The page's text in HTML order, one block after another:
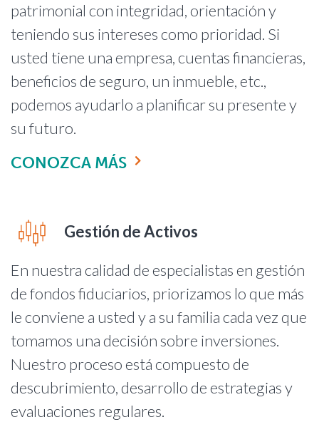
patrimonial con integridad, orientación y
teniendo sus intereses como prioridad. Si
usted tiene una empresa, cuentas financieras,
beneficios de seguro, un inmueble, etc.,
podemos ayudarlo a planificar su presente y
su futuro.
CONOZCA MÁS
Gestión de Activos
En nuestra calidad de especialistas en gestión
de fondos fiduciarios, priorizamos lo que más
le conviene a usted y a su familia cada vez que
tomamos una decisión sobre inversiones.
Nuestro proceso está compuesto de
descubrimiento, desarrollo de estrategias y
evaluaciones regulares.